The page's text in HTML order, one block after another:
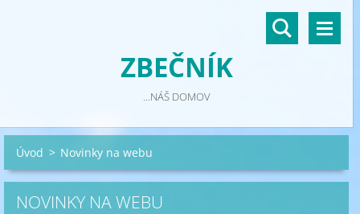
ZBEČNÍK
...NÁŠ DOMOV
Úvod > Novinky na webu
NOVINKY NA WEBU